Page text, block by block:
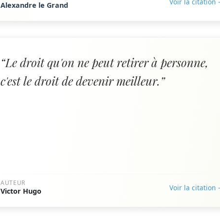
Alexandre le Grand
“Le droit qu'on ne peut retirer à personne,
c'est le droit de devenir meilleur.”
AUTEUR
Victor Hugo Voir la citation